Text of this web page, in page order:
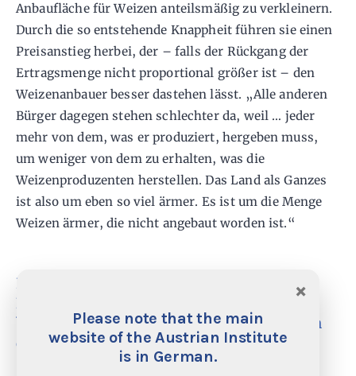
Please note that the main
website of the Austrian Institute
is in German.
×
Anbaufläche für Weizen anteilsmäßig zu verkleinern.
Durch die so entstehende Knappheit führen sie einen
Preisanstieg herbei, der – falls der Rückgang der
Ertragsmenge nicht proportional größer ist – den
Weizenanbauer besser dastehen lässt. „Alle anderen
Bürger dagegen stehen schlechter da, weil … jeder
mehr von dem, was er produziert, hergeben muss,
um weniger von dem zu erhalten, was die
Weizenproduzenten herstellen. Das Land als Ganzes
ist also um eben so viel ärmer. Es ist um die Menge
Weizen ärmer, die nicht angebaut worden ist.“
In einem arbeitsteiligen System ist
Fortschritt, der zumindest vorübergehend
bestimmten Personen nicht schadet, kaum
denkbar